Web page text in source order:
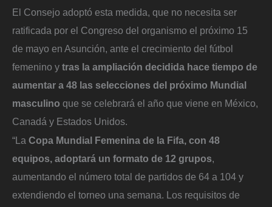
El Consejo adoptó esta medida, que no necesita ser
ratificada por el Congreso del organismo el próximo 15
de mayo en Asunción, ante el crecimiento del fútbol
femenino y tras la ampliación decidida hace tiempo de
aumentar a 48 las selecciones del próximo Mundial
masculino que se celebrará el año que viene en México,
Canadá y Estados Unidos.
“La Copa Mundial Femenina de la Fifa, con 48
equipos, adoptará un formato de 12 grupos,
aumentando el número total de partidos de 64 a 104 y
extendiendo el torneo una semana. Los requisitos de